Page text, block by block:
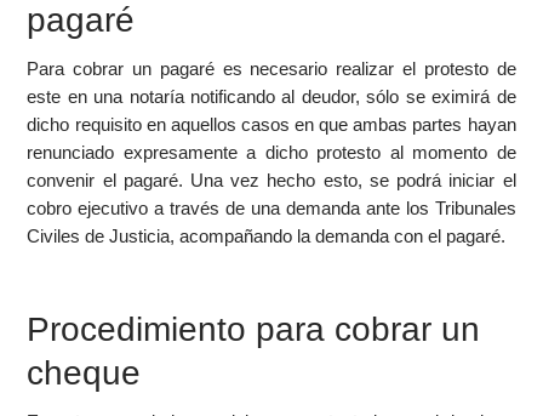
pagaré
Para cobrar un pagaré es necesario realizar el protesto de
este en una notaría notificando al deudor, sólo se eximirá de
dicho requisito en aquellos casos en que ambas partes hayan
renunciado expresamente a dicho protesto al momento de
convenir el pagaré. Una vez hecho esto, se podrá iniciar el
cobro ejecutivo a través de una demanda ante los Tribunales
Civiles de Justicia, acompañando la demanda con el pagaré.
Procedimiento para cobrar un
cheque